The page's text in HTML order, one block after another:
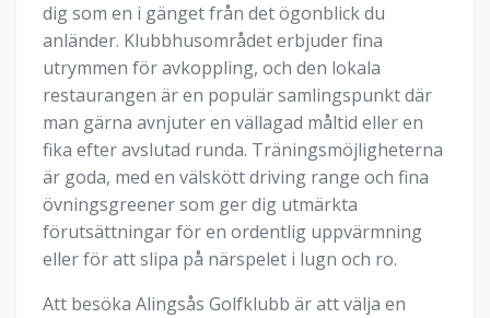
dig som en i gänget från det ögonblick du
anländer. Klubbhusområdet erbjuder fina
utrymmen för avkoppling, och den lokala
restaurangen är en populär samlingspunkt där
man gärna avnjuter en vällagad måltid eller en
fika efter avslutad runda. Träningsmöjligheterna
är goda, med en välskött driving range och fina
övningsgreener som ger dig utmärkta
förutsättningar för en ordentlig uppvärmning
eller för att slipa på närspelet i lugn och ro.
Att besöka Alingsås Golfklubb är att välja en